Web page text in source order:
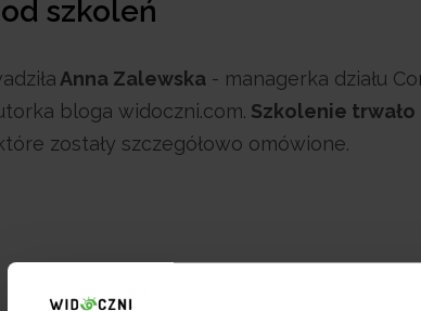
szkoleń
Anna Zalewska - managerka działu
bloga widoczni.com. Szkolenie
zostały szczegółowo omówione.